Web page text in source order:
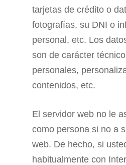
tarjetas de crédito o
fotografías, su DNI o
personal, etc. Los
son de carácter
personales,
contenidos, etc.
El servidor web no le
como persona si no a
web. De hecho, si
habitualmente con